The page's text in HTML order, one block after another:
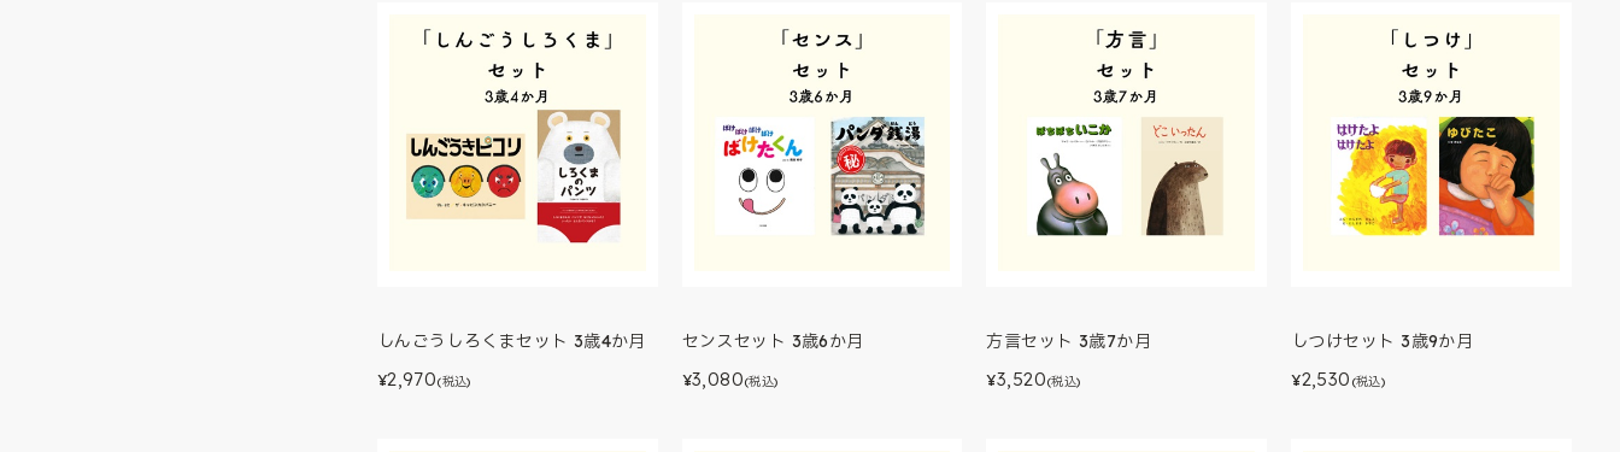
しんごうしろくまセット 3歳4か月
¥2,970(税込)
センスセット 3歳6か月
¥3,080(税込)
方言セット 3歳7か月
¥3,520(税込)
しつけセット 3歳9か月
¥2,530 (税込)